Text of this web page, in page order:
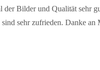
der Bilder und Qualität sehr
sehr zufrieden. Danke an